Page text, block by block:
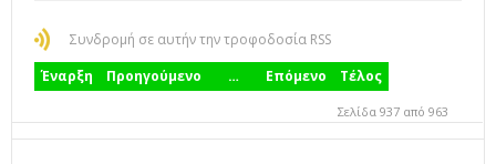
Συνδρομή σε αυτήν την τροφοδοσία RSS
Έναρξη
Προηγούμενο … Επόμενο Τέλος
Σελίδα 937 από 963